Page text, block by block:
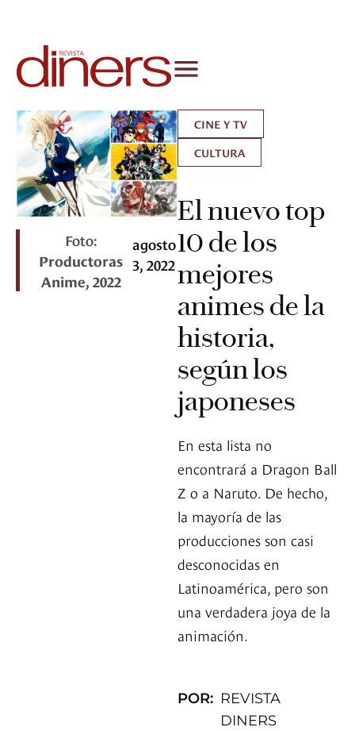
Foto:
Productoras
Anime, 2022
agosto
3, 2022
CINE Y TV
CULTURA
El nuevo top
10 de los
mejores
animes de la
historia,
según los
japoneses
En esta lista no
encontrará a Dragon Ball
Z o a Naruto. De hecho,
la mayoría de las
producciones son casi
desconocidas en
Latinoamérica, pero son
una verdadera joya de la
animación.
POR: REVISTA
DINERS